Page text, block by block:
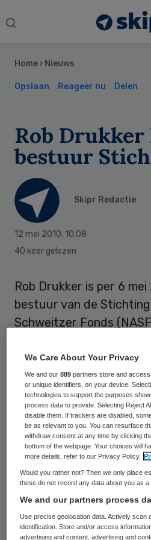
Search
Home › Nieuws
Opslaan Reageer nu Delen
Rob
bestuur
Skipr Redactie
12 mei 2010, 10:08
40 keer gelezen
Rob Drukker is per 6
bestuur van de
Schweitzer Fonds
beschikbaar stelt voor
gezondheidsprojecten in
ontwikkelingslanden.
vooral bezighouden
communicatie en
Loopbaan Drukker
Drukker, in het dagelijks
WoonEnergie, het
voor corporaties en
Sidebar
We Care About Your Privacy
We and our889 partners store and
or unique identifiers, on your device.
technologies to support the purposes
process data to provide. Selecting Reject
disable them. If trackers are disabled,
be as relevant to you. You can resurface
withdraw consent at any time by clicking
bottom of the webpage. Your choices will
more details, refer to our Privacy Policy.
Would you rather not? Then we only place
these do not record any data about you as a
We and our partners process
Use precise geolocation data. Actively scan
identification. Store and/or access
advertising and content, advertising and